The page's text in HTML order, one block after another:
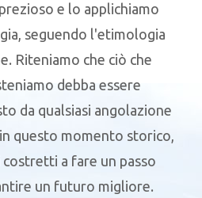
e lo applichiamo
seguendo l'etimologia
Riteniamo che ciò che
debba essere
da qualsiasi angolazione
questo momento storico,
costretti a fare un passo
un futuro migliore.